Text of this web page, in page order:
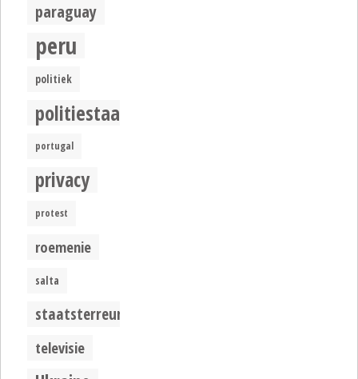
paraguay
peru
politiek
politiestaat
portugal
privacy
protest
roemenie
salta
staatsterreur
televisie